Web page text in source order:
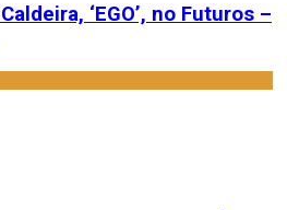
‘EGO’, no Futuros –